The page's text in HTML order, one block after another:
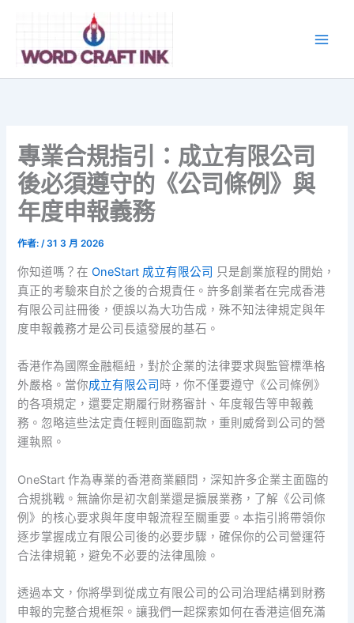
專業合規指引：成立有限公司
後必須遵守的《公司條例》與
年度申報義務
作者:/31 3 月 2026
你知道嗎？在OneStart 成立有限公司 只是創業旅程的開始，
真正的考驗來自於之後的合規責任。許多創業者在完成香港
有限公司註冊後，便誤以為大功告成，殊不知法律規定與年
度申報義務才是公司長遠發展的基石。
香港作為國際金融樞紐，對於企業的法律要求與監管標準格
外嚴格。當你成立有限公司 時，你不僅要遵守《公司條例》
的各項規定，還要定期履行財務審計、年度報告等申報義
務。忽略這些法定責任輕則面臨罰款，重則威脅到公司的營
運執照。
OneStart 作為專業的香港商業顧問，深知許多企業主面臨的
合規挑戰。無論你是初次創業還是擴展業務，了解《公司條
例》的核心要求與年度申報流程至關重要。本指引將帶領你
逐步掌握成立有限公司後的必要步驟，確保你的公司營運符
合法律規範，避免不必要的法律風險。
透過本文，你將學到從成立有限公司的公司治理結構到財務
申報的完整合規框架。讓我們一起探索如何在香港這個充滿